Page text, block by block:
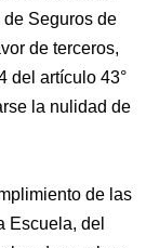
Seguros de
de terceros,
del artículo 43°
la nulidad de
de las
Escuela, del